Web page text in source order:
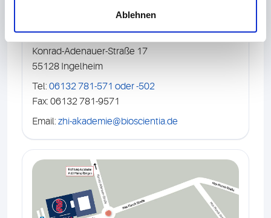
Ablehnen
Zentrum für Hygiene und Infektionsprävention
Konrad-Adenauer-Straße 17
55128 Ingelheim
Tel: 06132 781-571 oder -502
Fax: 06132 781-9571
Email: zhi-akademie@bioscientia.de